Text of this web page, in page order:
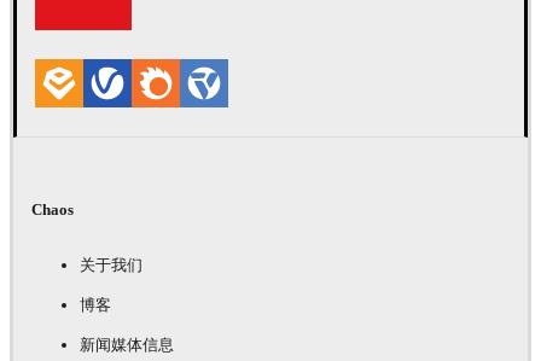
Chaos
关于我们
博客
新闻媒体信息